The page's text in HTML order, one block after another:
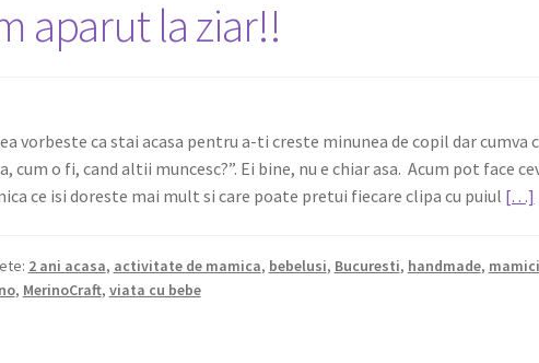
aparut la ziar!!
vorbeste ca stai acasa pentru a-ti creste minunea de copil dar cumva
cum o fi, cand altii muncesc?”. Ei bine, nu e chiar asa. Acum pot face
ce isi doreste mai mult si care poate pretui fiecare clipa cu puiul […]
2 ani acasa, activitate de mamica, bebelusi, Bucuresti, handmade, mamici
, MerinoCraft, viata cu bebe